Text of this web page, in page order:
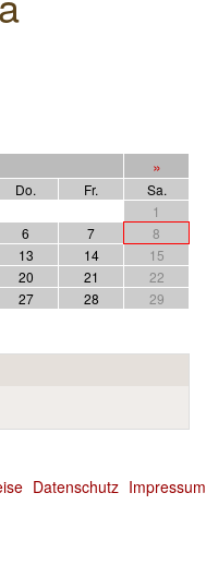
»
Do. Fr.
Sa.
1
6 7
8
13 14
15
20 21
22
27 28
29
Datenschutz Impressum